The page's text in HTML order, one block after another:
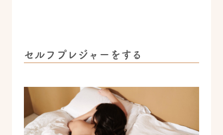
セルフプレジャーをする